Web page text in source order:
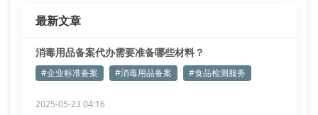
最新文章
消毒用品备案代办需要准备哪些材料？
#企业标准备案 #消毒用品备案 #食品检测服务
2025-05-23 04:16